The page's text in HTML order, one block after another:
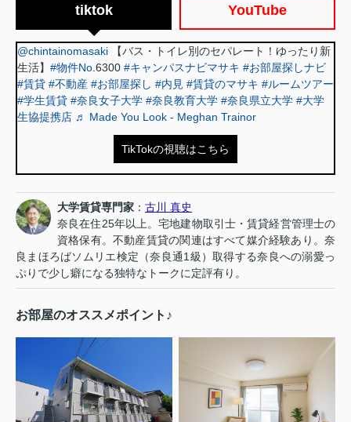
tiktok YouTube
@chintainomasaki 【バス・トイレ別のセパレート！ゆったり新
生活】 #物件No .6300 #キャンパスナビマサキ #お部屋探しナビ
#賃貸 #不動産 #お部屋探し #内見 #賃貸のマサキ #ルームツアー
#学生賃貸 #奈良女子大学 #奈良教育大学 #奈良県立大学 #大学
生協提携店 ♬ Made You Look - Meghan Trainor
TikTokの視聴はこちら
大学賃貸専門家 ：古川 真史
奈良在住25年以上。宅地建物取引士・賃貸経営管理士の
資格保有。不動産賃貸の関連はすべて媒介経験あり。奈
良まほろばソムリエ検定（奈良通1級）取得する奈良への溺愛っ
ぷりで少し癖になる独特なトークに定評有り。
お部屋のオススメポイント♪